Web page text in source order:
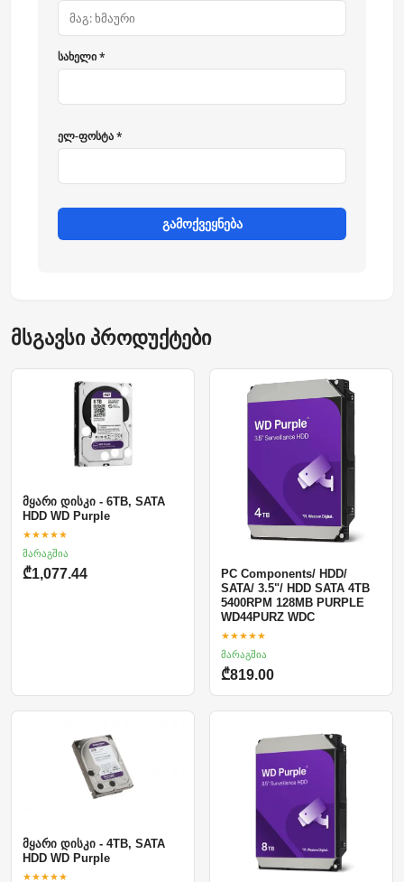
სახელი *
ელ-ფოსტა *
გამოქვეყნება
მსგავსი პროდუქტები
მყარი დისკი - 6TB, SATA
HDD WD Purple
★★★★★
მარაგშია
₾1,077.44
PC Components/ HDD/
SATA/ 3.5"/ HDD SATA 4TB
5400RPM 128MB PURPLE
WD44PURZ WDC
★★★★★
მარაგშია
₾819.00
მყარი დისკი - 4TB, SATA
HDD WD Purple
★★★★★